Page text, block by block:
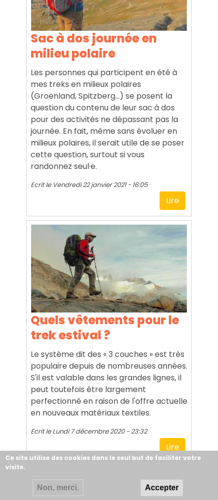
Sac à dos journée en
milieu polaire
Les personnes qui participent en été à
mes treks en milieux polaires
(Groenland, Spitzberg...) se posent la
question du contenu de leur sac à dos
pour des activités ne dépassant pas la
journée. En fait, même sans évoluer en
milieux polaires, il serait utile de se poser
cette question, surtout si vous
randonnez seul·e.
Ecrit le Vendredi 22 janvier 2021 - 16:05
Lire
Quels vêtements pour le
trek estival ?
Le système dit des « 3 couches » est très
populaire depuis de nombreuses années.
S'il est valable dans les grandes lignes, il
peut toutefois être largement
perfectionné en raison de l'offre actuelle
en nouveaux matériaux textiles.
Ecrit leLundi 7 décembre 2020 - 23:32
Lire
Ce site utilise des cookies dans le seul but de faciliter votre
visite.
Accepter
Non, merci.